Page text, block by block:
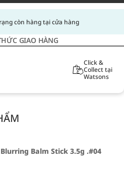
còn hàng tại cửa hàng
GIAO HÀNG
Click &
Collect tại
Watsons
Balm Stick 3.5g .#04